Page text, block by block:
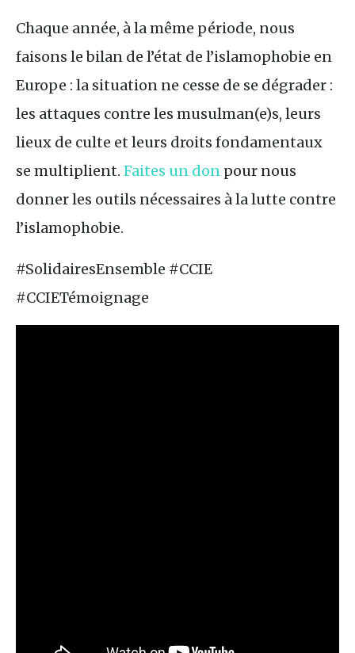
Chaque année, à la même période, nous
faisons le bilan de l’état de l’islamophobie en
Europe : la situation ne cesse de se dégrader :
les attaques contre les musulman(e)s, leurs
lieux de culte et leurs droits fondamentaux
se multiplient. Faites un don pour nous
donner les outils nécessaires à la lutte contre
l’islamophobie.
#SolidairesEnsemble #CCIE
#CCIETémoignage